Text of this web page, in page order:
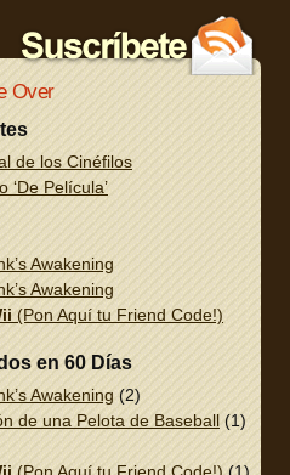
Over
de los Cinéfilos
‘De Película’
Awakening
Awakening
(Pon Aquí tu Friend Code!)
en 60 Días
Awakening (2)
de una Pelota de Baseball (1)
(Pon Aquí tu Friend Code!) (1)